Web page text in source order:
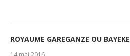
ROYAUME GAREGANZE OU BAYEKE
14 mai 2016